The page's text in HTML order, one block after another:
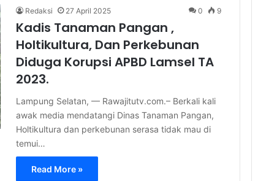
Redaksi 27 April 2025 0 9
Kadis Tanaman Pangan ,
Holtikultura, Dan Perkebunan
Diduga Korupsi APBD Lamsel TA
2023.
Lampung Selatan, — Rawajitutv.com.– Berkali kali
awak media mendatangi Dinas Tanaman Pangan,
Holtikultura dan perkebunan serasa tidak mau di
temui…
Read More »